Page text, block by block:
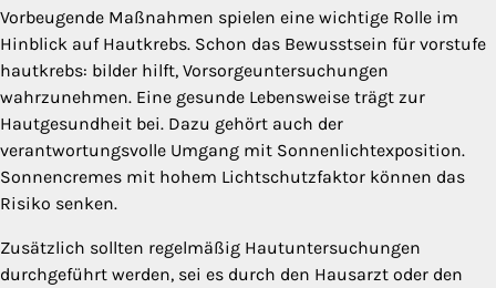
Vorbeugende Maßnahmen spielen eine wichtige Rolle im
Hinblick auf Hautkrebs. Schon das Bewusstsein für vorstufe
hautkrebs: bilder hilft, Vorsorgeuntersuchungen
wahrzunehmen. Eine gesunde Lebensweise trägt zur
Hautgesundheit bei. Dazu gehört auch der
verantwortungsvolle Umgang mit Sonnenlichtexposition.
Sonnencremes mit hohem Lichtschutzfaktor können das
Risiko senken.
Zusätzlich sollten regelmäßig Hautuntersuchungen
durchgeführt werden, sei es durch den Hausarzt oder den